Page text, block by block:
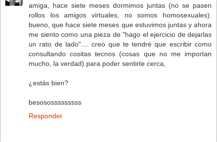
amiga, hace siete meses dormimos juntas (no se pasen
rollos los amigos virtuales, no somos homosexuales).
bueno, que hace siete meses que estuvimos juntas y ahora
me siento como una pieza de "hago el ejercicio de dejarlas
un rato de lado".... creo que te tendré que escribir como
consultando cositas tecnos (cosas que no me importan
mucho, la verdad) para poder sentirte cerca,
¿estás bien?
besososssssssss
Responder